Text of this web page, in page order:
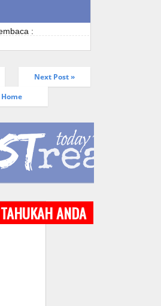
:
Next Post »
Home
TAHUKAH ANDA